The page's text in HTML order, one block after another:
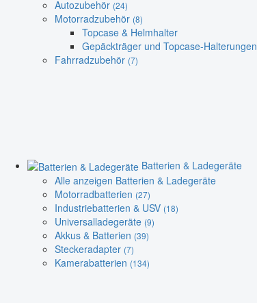
Autozubehör (24)
Motorradzubehör (8)
Topcase & Helmhalter
Gepäckträger und Topcase-Halterungen
Fahrradzubehör (7)
Batterien & Ladegeräte
Alle anzeigen Batterien & Ladegeräte
Motorradbatterien (27)
Industriebatterien & USV (18)
Universalladegeräte (9)
Akkus & Batterien (39)
Steckeradapter (7)
Kamerabatterien (134)